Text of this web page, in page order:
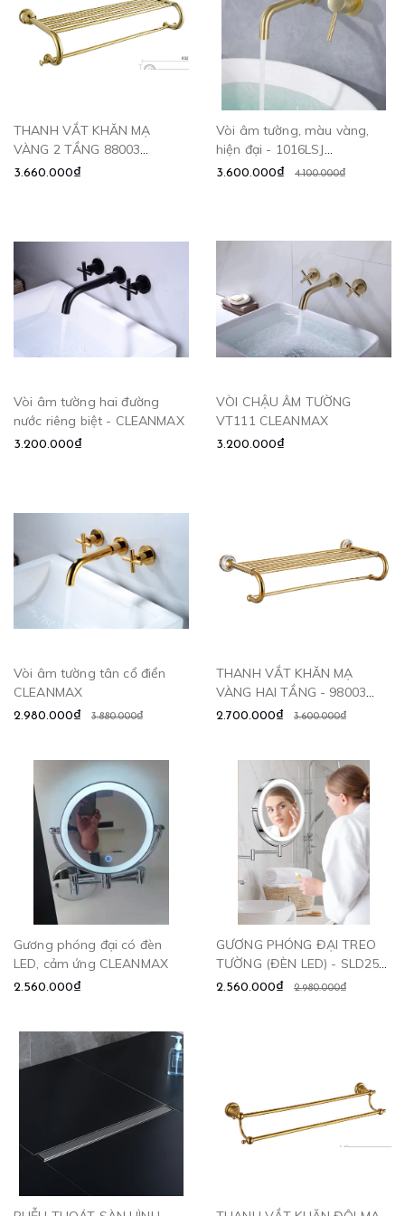
THANH VẮT KHĂN MẠ
VÀNG 2 TẦNG 88003
CLEANMAX
3.660.000₫
Vòi âm tường, màu vàng,
hiện đại - 1016LSJ
CLEANMAX
3.600.000₫ 4.100.000₫
Vòi âm tường hai đường
nước riêng biệt - CLEANMAX
3.200.000₫
VÒI CHẬU ÂM TƯỜNG
VT111 CLEANMAX
3.200.000₫
Vòi âm tường tân cổ điển
CLEANMAX
2.980.000₫ 3.880.000₫
THANH VẮT KHĂN MẠ
VÀNG HAI TẦNG - 98003
CLEANMAX
2.700.000₫ 3.600.000₫
Gương phóng đại có đèn
LED, cảm ứng CLEANMAX
2.560.000₫
GƯƠNG PHÓNG ĐẠI TREO
TƯỜNG (ĐÈN LED) - SLD256
CLEANMAX
2.560.000₫ 2.980.000₫